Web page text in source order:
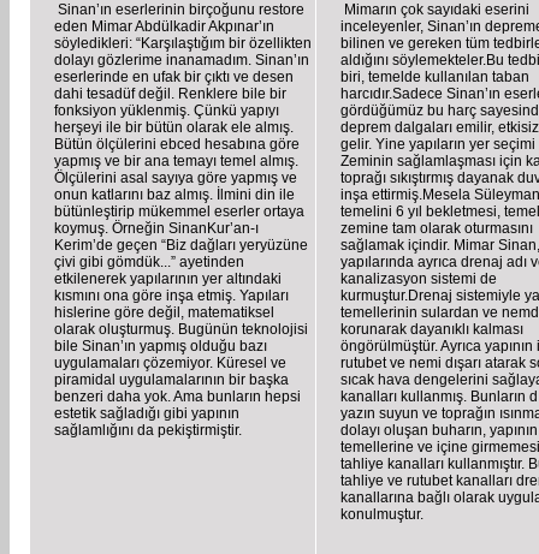
Sinan’ın eserlerinin birçoğunu restore
eden Mimar Abdülkadir Akpınar’ın
söyledikleri: “Karşılaştığım bir özellikten
dolayı gözlerime inanamadım. Sinan’ın
eserlerinde en ufak bir çıktı ve desen
dahi tesadüf değil. Renklere bile bir
fonksiyon yüklenmiş. Çünkü yapıyı
herşeyi ile bir bütün olarak ele almış.
Bütün ölçülerini ebced hesabına göre
yapmış ve bir ana temayı temel almış.
Ölçülerini asal sayıya göre yapmış ve
onun katlarını baz almış. İlmini din ile
bütünleştirip mükemmel eserler ortaya
koymuş. Örneğin SinanKur’an-ı
Kerim’de geçen “Biz dağları yeryüzüne
çivi gibi gömdük...” ayetinden
etkilenerek yapılarının yer altındaki
kısmını ona göre inşa etmiş. Yapıları
hislerine göre değil, matematiksel
olarak oluşturmuş. Bugünün teknolojisi
bile Sinan’ın yapmış olduğu bazı
uygulamaları çözemiyor. Küresel ve
piramidal uygulamalarının bir başka
benzeri daha yok. Ama bunların hepsi
estetik sağladığı gibi yapının
sağlamlığını da pekiştirmiştir.
Mimarın çok sayıdaki eserini
inceleyenler, Sinan’ın
bilinen ve gereken tüm
aldığını söylemekteler.Bu
biri, temelde kullanılan taban
harcıdır.Sadece Sinan’ın
gördüğümüz bu harç
deprem dalgaları emilir,
gelir. Yine yapıların yer
Zeminin sağlamlaşması için
toprağı sıkıştırmış dayanak
inşa ettirmiş.Mesela
temelini 6 yıl bekletmesi,
zemine tam olarak oturmasını
sağlamak içindir. Mimar Sinan,
yapılarında ayrıca drenaj adı
kanalizasyon sistemi de
kurmuştur.Drenaj sistemiyle
temellerinin sulardan ve
korunarak dayanıklı kalması
öngörülmüştür. Ayrıca
rutubet ve nemi dışarı atarak
sıcak hava dengelerini
kanalları kullanmış. Bunların
yazın suyun ve toprağın
dolayı oluşan buharın, yapının
temellerine ve içine
tahliye kanalları kullanmıştır.
tahliye ve rutubet kanalları
kanallarına bağlı olarak
konulmuştur.